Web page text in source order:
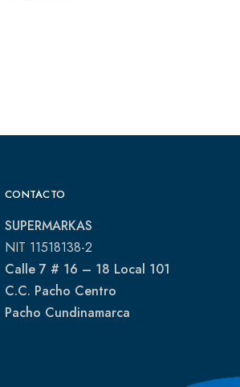
CONTACTO
SUPERMARKAS
NIT 11518138-2
Calle 7 # 16 – 18 Local 101
C.C. Pacho Centro
Pacho Cundinamarca